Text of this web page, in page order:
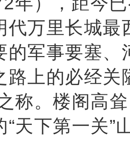
代万里长城最
的军事要塞、
路上的必经关
称。楼阁高
“天下第一关”